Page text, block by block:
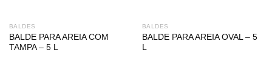
BALDES
BALDE PARA AREIA COM
TAMPA – 5 L
BALDES
BALDE PARA AREIA OVAL – 5
L